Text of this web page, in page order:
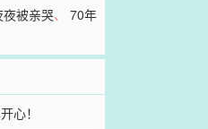
被亲哭、70年
心！